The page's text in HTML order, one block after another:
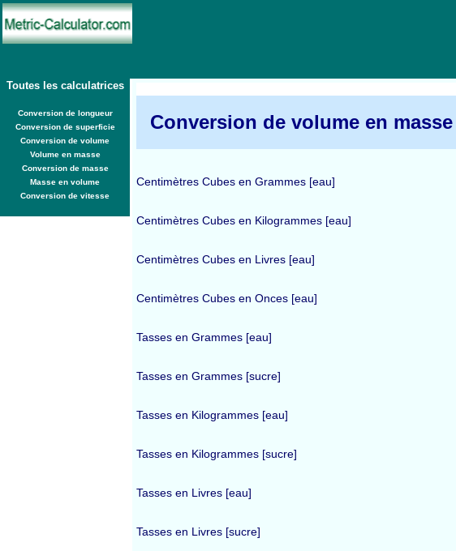
Toutes les calculatrices
Conversion de longueur
Conversion de superficie
Conversion de volume
Volume en masse
Conversion de masse
Masse en volume
Conversion de vitesse
Conversion de volume en masse
Centimètres Cubes en Grammes [eau]
Centimètres Cubes en Kilogrammes [eau]
Centimètres Cubes en Livres [eau]
Centimètres Cubes en Onces [eau]
Tasses en Grammes [eau]
Tasses en Grammes [sucre]
Tasses en Kilogrammes [eau]
Tasses en Kilogrammes [sucre]
Tasses en Livres [eau]
Tasses en Livres [sucre]